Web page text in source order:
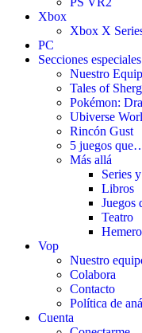
Xbox
Xbox X
PC
Secciones especiales
Nuestro
Tales of
Pokémon:
Ubiverse
Rincón Gust
5 juegos
Más allá
Series
Libros
Juegos
Teatro
Vop
Nuestro
Colabora
Contacto
Política de
Cuenta